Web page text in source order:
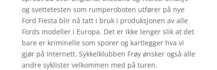
og svettetesten som rumperoboten utfører på nye
Ford Fiesta blir nå tatt i bruk i produksjonen av alle
Fords modeller i Europa. Det er ikke lenger slik at det
bare er kriminelle som sporer og kartlegger hva vi
gjør på Internett. Sykkelklubben Frøy ønsker også alle
andre syklister velkommen med på turen.